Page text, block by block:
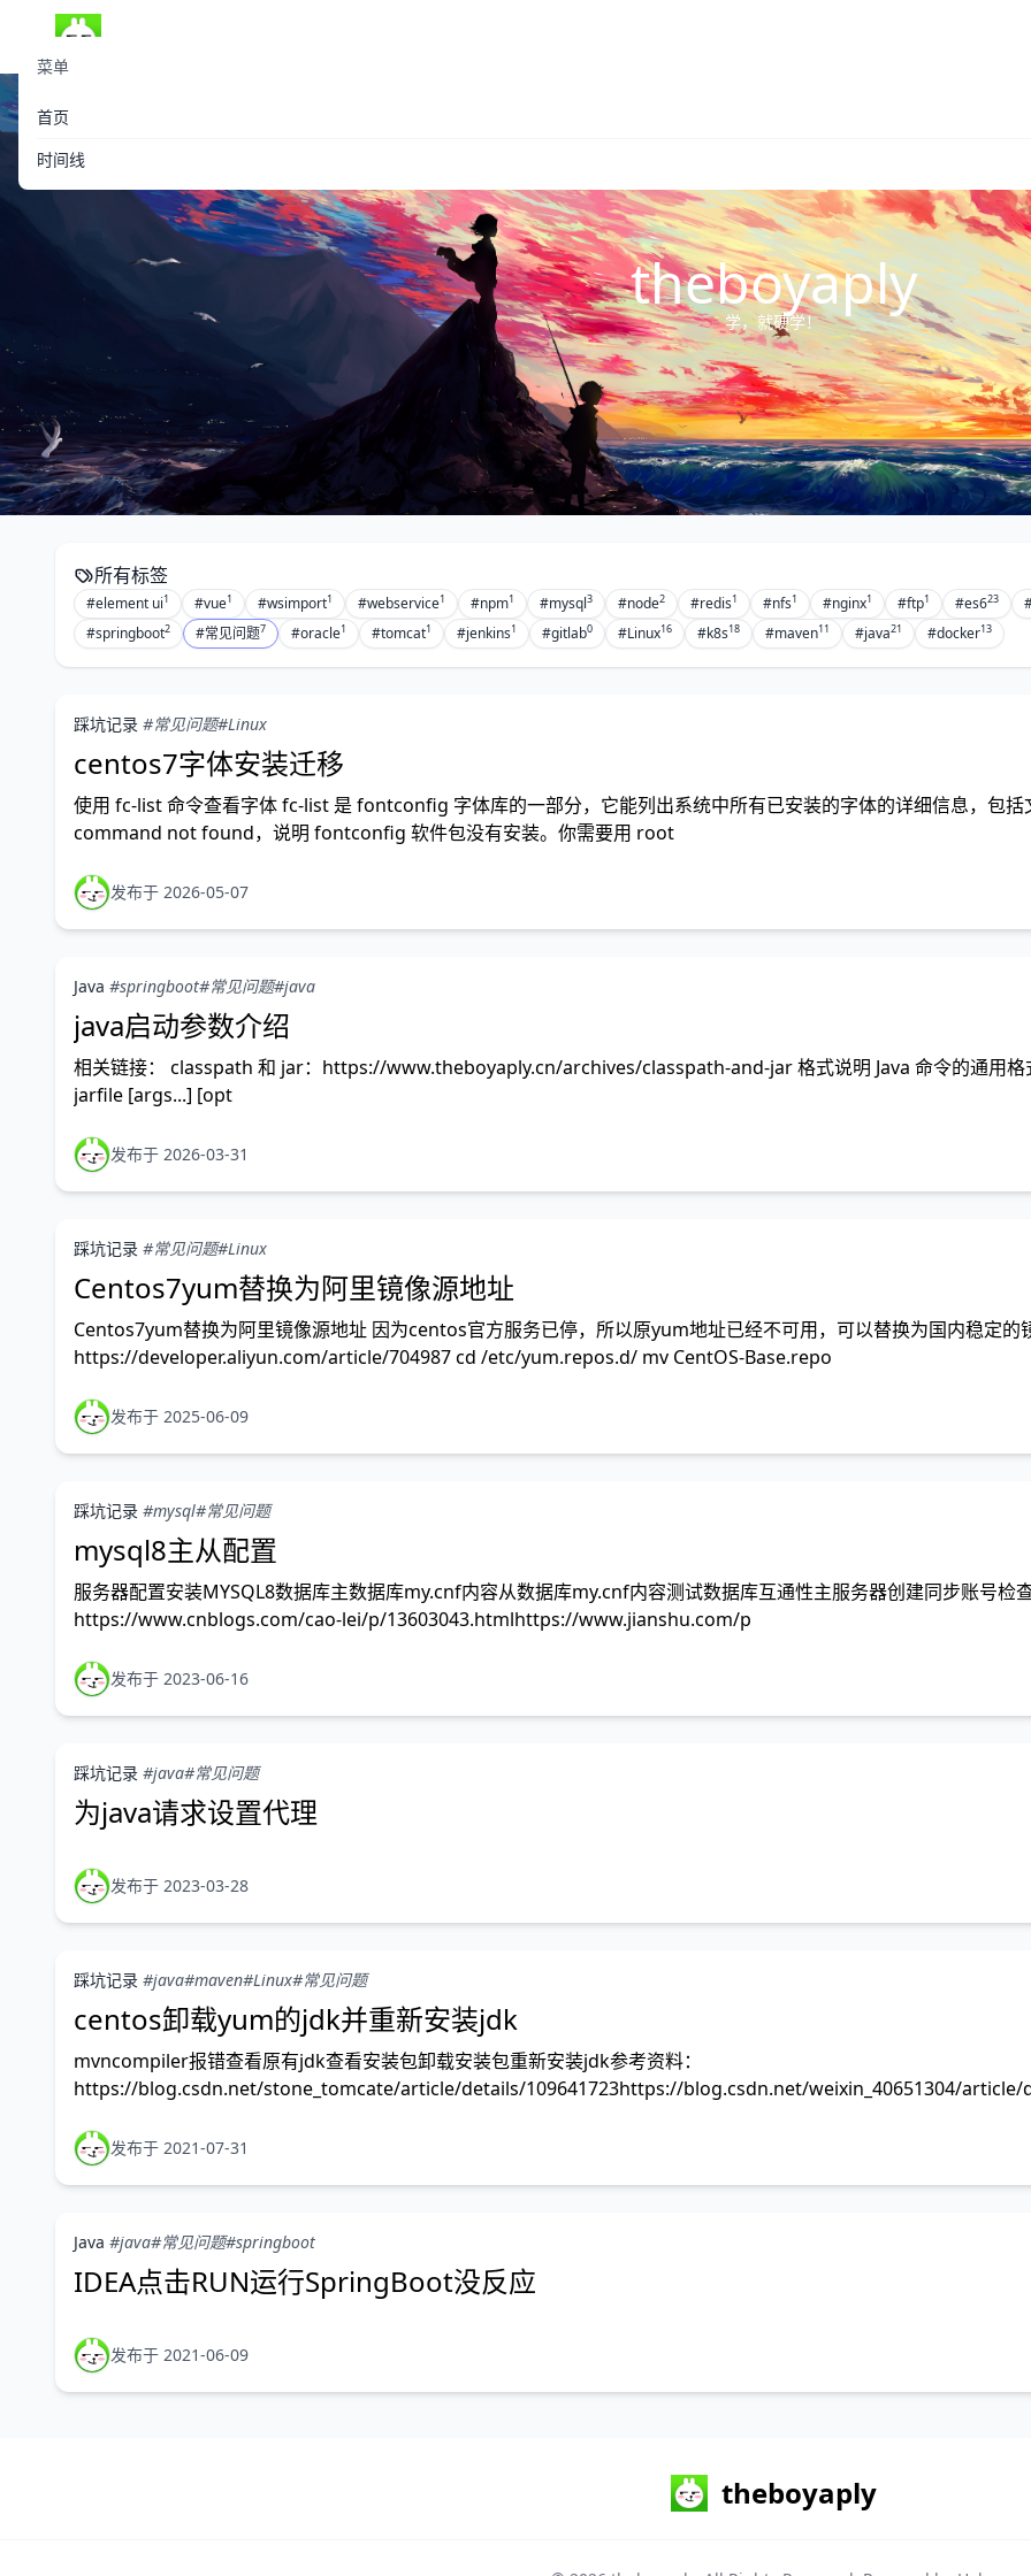
菜单
首页
时间线
theboyaply
学，就硬学！
所有标签
#element ui1 #vue1 #wsimport1 #webservice1 #npm1 #mysql3 #node2 #redis1 #nfs1 #nginx1 #ftp1 #es623
#springboot2 #常见问题7 #oracle1 #tomcat1 #jenkins1 #gitlab0 #Linux16 #k8s18 #maven11 #java21 #docker13
踩坑记录 #常见问题#Linux
centos7字体安装迁移
使用 fc-list 命令查看字体 fc-list 是 fontconfig 字体库的一部分，它能列出系统中所有已安装的字体的详细信息，包
command not found，说明 fontconfig 软件包没有安装。你需要用 root
发布于 2026-05-07
Java #springboot#常见问题#java
java启动参数介绍
相关链接： classpath 和 jar：https://www.theboyaply.cn/archives/classpath-and-jar 格式说明 Java 命令的通用
jarfile [args...] [opt
发布于 2026-03-31
踩坑记录 #常见问题#Linux
Centos7yum替换为阿里镜像源地址
Centos7yum替换为阿里镜像源地址 因为centos官方服务已停，所以原yum地址已经不可用，可以替换为国内稳定的
https://developer.aliyun.com/article/704987 cd /etc/yum.repos.d/ mv CentOS-Base.repo
发布于 2025-06-09
踩坑记录 #mysql#常见问题
mysql8主从配置
服务器配置安装MYSQL8数据库主数据库my.cnf内容从数据库my.cnf内容测试数据库互通性主服务器创建同步账号检
https://www.cnblogs.com/cao-lei/p/13603043.htmlhttps://www.jianshu.com/p
发布于 2023-06-16
踩坑记录 #java#常见问题
为java请求设置代理
发布于 2023-03-28
踩坑记录 #java#maven#Linux#常见问题
centos卸载yum的jdk并重新安装jdk
mvncompiler报错查看原有jdk查看安装包卸载安装包重新安装jdk参考资料：
https://blog.csdn.net/stone_tomcate/article/details/109641723https://blog.csdn.net/weixin_40651304/article/
发布于 2021-07-31
Java #java#常见问题#springboot
IDEA点击RUN运行SpringBoot没反应
发布于 2021-06-09
theboyaply